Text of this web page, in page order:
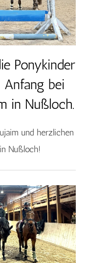
Ponykinder
Anfang bei
in Nußloch.
und herzlichen
Nußloch!